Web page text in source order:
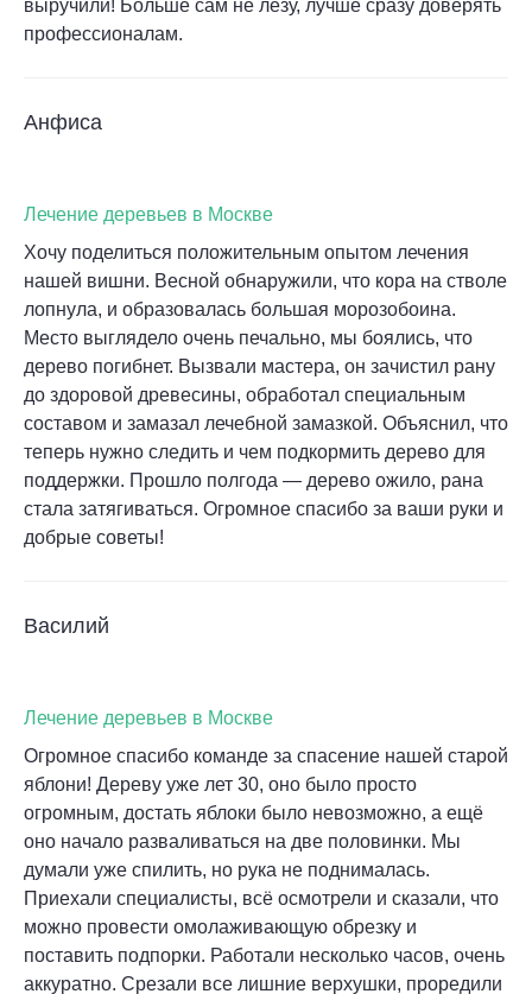
выручили! Больше сам не лезу, лучше сразу доверять
профессионалам.
Анфиса
Лечение деревьев в Москве
Хочу поделиться положительным опытом лечения
нашей вишни. Весной обнаружили, что кора на стволе
лопнула, и образовалась большая морозобоина.
Место выглядело очень печально, мы боялись, что
дерево погибнет. Вызвали мастера, он зачистил рану
до здоровой древесины, обработал специальным
составом и замазал лечебной замазкой. Объяснил, что
теперь нужно следить и чем подкормить дерево для
поддержки. Прошло полгода — дерево ожило, рана
стала затягиваться. Огромное спасибо за ваши руки и
добрые советы!
Василий
Лечение деревьев в Москве
Огромное спасибо команде за спасение нашей старой
яблони! Дереву уже лет 30, оно было просто
огромным, достать яблоки было невозможно, а ещё
оно начало разваливаться на две половинки. Мы
думали уже спилить, но рука не поднималась.
Приехали специалисты, всё осмотрели и сказали, что
можно провести омолаживающую обрезку и
поставить подпорки. Работали несколько часов, очень
аккуратно. Срезали все лишние верхушки, проредили